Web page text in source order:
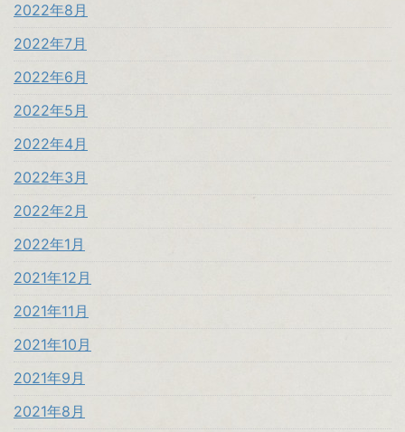
2022年8月
2022年7月
2022年6月
2022年5月
2022年4月
2022年3月
2022年2月
2022年1月
2021年12月
2021年11月
2021年10月
2021年9月
2021年8月